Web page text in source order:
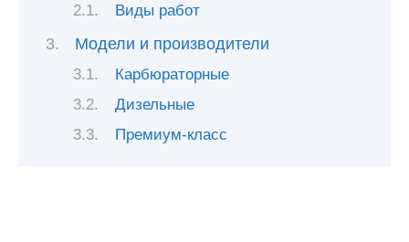
Виды работ
Модели и производители
Карбюраторные
Дизельные
Премиум-класс